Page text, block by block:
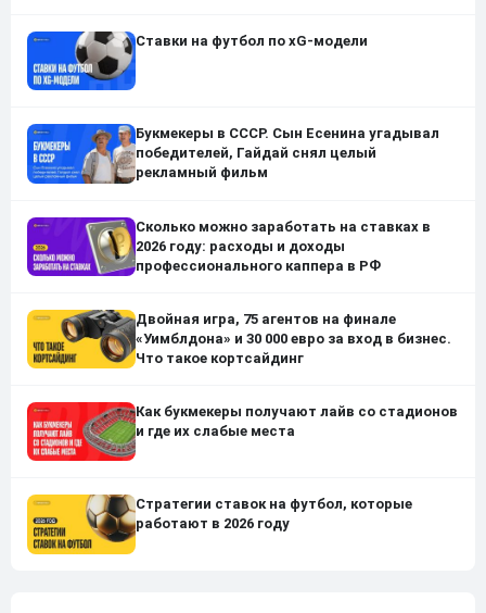
Ставки на футбол по xG-модели
Букмекеры в СССР. Сын Есенина угадывал
победителей, Гайдай снял целый
рекламный фильм
Сколько можно заработать на ставках в
2026 году: расходы и доходы
профессионального каппера в РФ
Двойная игра, 75 агентов на финале
«Уимблдона» и 30 000 евро за вход в бизнес.
Что такое кортсайдинг
Как букмекеры получают лайв со стадионов
и где их слабые места
Стратегии ставок на футбол, которые
работают в 2026 году